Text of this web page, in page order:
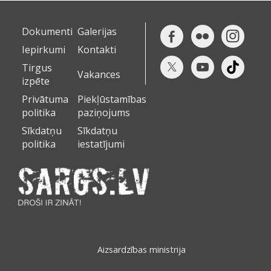
Dokumenti Galerijas
Iepirkumi
Kontakti
Tirgus
izpēte
Vakances
Privātuma
politika
Piekļūstamības
paziņojums
Sīkdatņu
politika
Sīkdatņu
iestatījumi
Aizsardzības ministrija